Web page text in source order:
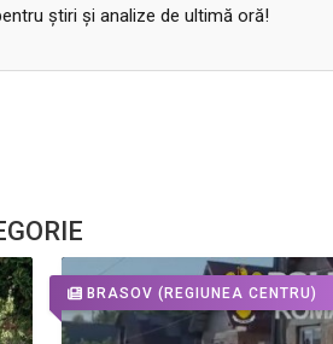
ştiri şi analize de ultimă oră!
BRASOV (REGIUNEA CENTRU)